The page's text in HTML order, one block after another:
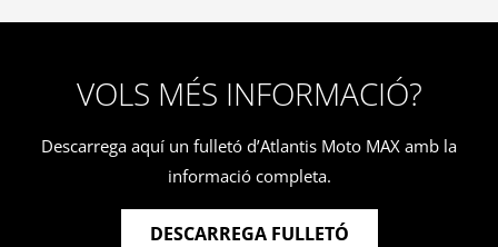
VOLS MÉS INFORMACIÓ?
Descarrega aquí un fulletó d’Atlantis Moto MAX amb la
informació completa.
DESCARREGA FULLETÓ